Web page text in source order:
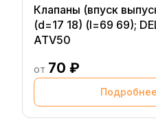
Клапаны (впуск
(d=17 18) (l=69 69);
ATV50
от 70 ₽
Подробнее